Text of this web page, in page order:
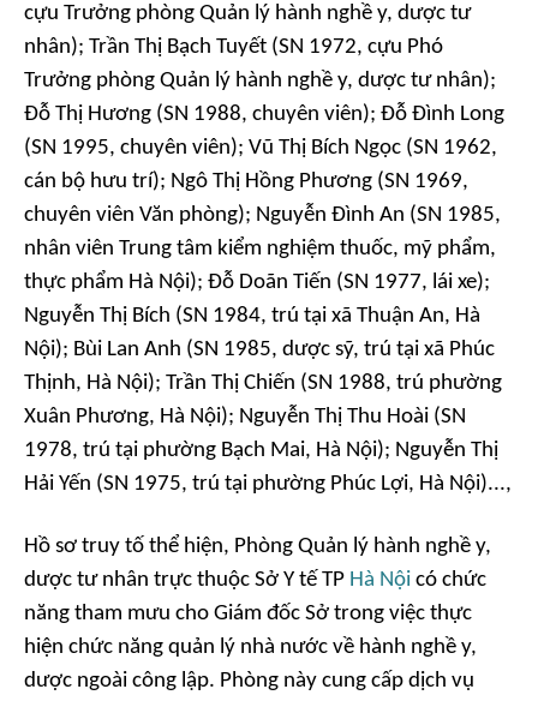
cựu Trưởng phòng Quản lý hành nghề y, dược tư
nhân); Trần Thị Bạch Tuyết (SN 1972, cựu Phó
Trưởng phòng Quản lý hành nghề y, dược tư nhân);
Đỗ Thị Hương (SN 1988, chuyên viên); Đỗ Đình Long
(SN 1995, chuyên viên); Vũ Thị Bích Ngọc (SN 1962,
cán bộ hưu trí); Ngô Thị Hồng Phương (SN 1969,
chuyên viên Văn phòng); Nguyễn Đình An (SN 1985,
nhân viên Trung tâm kiểm nghiệm thuốc, mỹ phẩm,
thực phẩm Hà Nội); Đỗ Doãn Tiến (SN 1977, lái xe);
Nguyễn Thị Bích (SN 1984, trú tại xã Thuận An, Hà
Nội); Bùi Lan Anh (SN 1985, dược sỹ, trú tại xã Phúc
Thịnh, Hà Nội); Trần Thị Chiến (SN 1988, trú phường
Xuân Phương, Hà Nội); Nguyễn Thị Thu Hoài (SN
1978, trú tại phường Bạch Mai, Hà Nội); Nguyễn Thị
Hải Yến (SN 1975, trú tại phường Phúc Lợi, Hà Nội)...,
Hồ sơ truy tố thể hiện, Phòng Quản lý hành nghề y,
dược tư nhân trực thuộc Sở Y tế TP Hà Nội có chức
năng tham mưu cho Giám đốc Sở trong việc thực
hiện chức năng quản lý nhà nước về hành nghề y,
dược ngoài công lập. Phòng này cung cấp dịch vụ